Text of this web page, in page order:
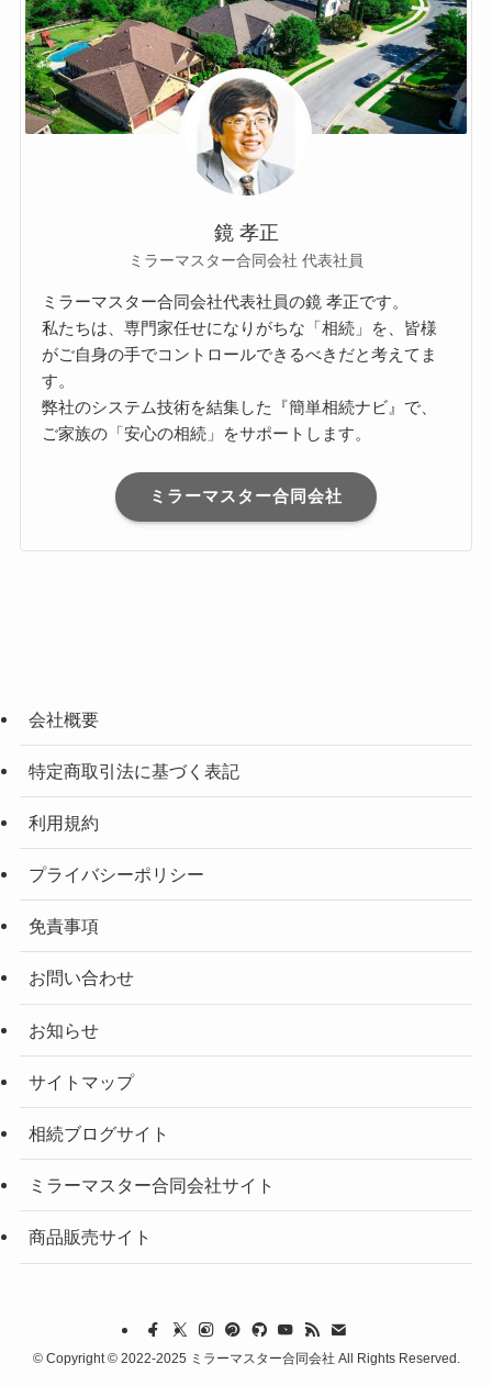
鏡 孝正
ミラーマスター合同会社 代表社員
ミラーマスター合同会社代表社員の鏡 孝正です。
私たちは、専門家任せになりがちな「相続」を、皆様
がご自身の手でコントロールできるべきだと考えてま
す。
弊社のシステム技術を結集した『簡単相続ナビ』で、
ご家族の「安心の相続」をサポートします。
ミラーマスター合同会社
会社概要
特定商取引法に基づく表記
利用規約
プライバシーポリシー
免責事項
お問い合わせ
お知らせ
サイトマップ
相続ブログサイト
ミラーマスター合同会社サイト
商品販売サイト
©Copyright © 2022-2025 ミラーマスター合同会社 All Rights Reserved.